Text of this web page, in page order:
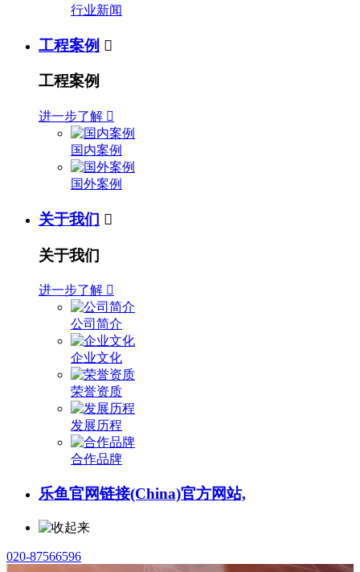
行业新闻
工程案例 
工程案例
进一步了解 
国内案例
国外案例
关于我们 
关于我们
进一步了解 
公司简介
企业文化
荣誉资质
发展历程
合作品牌
乐鱼官网链接(China)官方网站,
020-87566596